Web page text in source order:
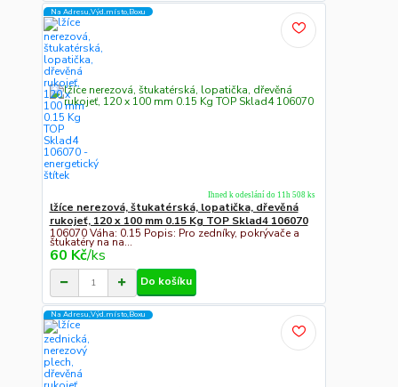
Na Adresu,Výd.místo,Boxu
lžíce nerezová, štukatérská, lopatička, dřevěná
rukojeť, 120 x 100 mm 0.15 Kg TOP Sklad4 106070
106070 Váha: 0.15 Popis: Pro zedníky, pokrývače a
štukatéry na na...
60 Kč/ks
Ihned k odeslání do 11h 508 ks
Do košíku
Na Adresu,Výd.místo,Boxu